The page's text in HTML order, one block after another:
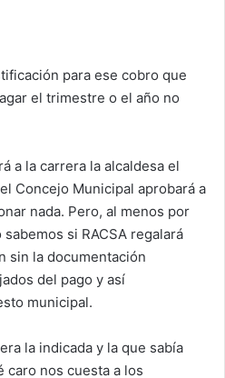
para ese cobro que
el trimestre o el año no
a la carrera la alcaldesa el
Concejo Municipal aprobará a
nada. Pero, al menos por
si RACSA regalará
sin la documentación
del pago y así
municipal.
la indicada y la que sabía
caro nos cuesta a los